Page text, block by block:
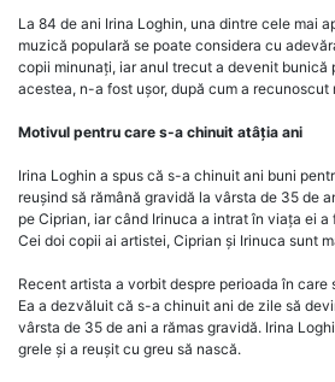
La 84 de ani Irina Loghin, una dintre cele mai
muzică populară se poate considera cu
copii minunați, iar anul trecut a devenit bunică
acestea, n-a fost ușor, după cum a recunoscut
Motivul pentru care s-a chinuit atâția ani
Irina Loghin a spus că s-a chinuit ani buni
reușind să rămână gravidă la vârsta de 35 de
pe Ciprian, iar când Irinuca a intrat în viața ei
Cei doi copii ai artistei, Ciprian și Irinuca sunt
Recent artista a vorbit despre perioada în
Ea a dezvăluit că s-a chinuit ani de zile să
vârsta de 35 de ani a rămas gravidă. Irina
grele și a reușit cu greu să nască.